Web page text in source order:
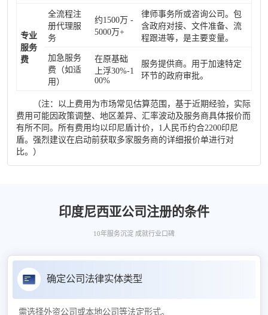
专业
服务
费
全流程注
册代理服
务
约1500万 -
5000万+
律师事务所或咨询公司。包
含政府对接、文件准备、流
程跟进等，是主要变量。
加急服务
费（如适
用）
在原基础
上浮30%-1
00%
服务提供商。用于加速特定
环节的政府审批。
（注：以上费用为市场常见估算范围，基于近期经验，实际
费用可能因政策调整、地区差异、汇率波动及服务商具体报价而
有所不同。所有费用均以印尼盾计价，1人民币约合2200印尼
盾。强烈建议在启动前获取多家服务商的详细报价单进行对
比。）
印度尼西亚公司注册的条件
10年服务沉淀 成就行业口碑
确定公司法律实体类型
需选择外资公司或本地公司等法定形式。